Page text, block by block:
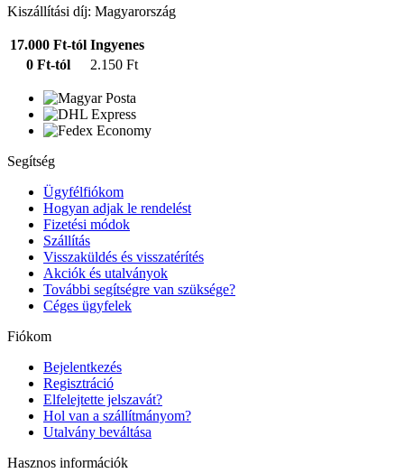
Kiszállítási díj: Magyarország
17.000 Ft-tól Ingyenes
0 Ft-tól
2.150 Ft
Segítség
Ügyfélfiókom
Hogyan adjak le rendelést
Fizetési módok
Szállítás
Visszaküldés és visszatérítés
Akciók és utalványok
További segítségre van szüksége?
Céges ügyfelek
Fiókom
Bejelentkezés
Regisztráció
Elfelejtette jelszavát?
Hol van a szállítmányom?
Utalvány beváltása
Hasznos információk